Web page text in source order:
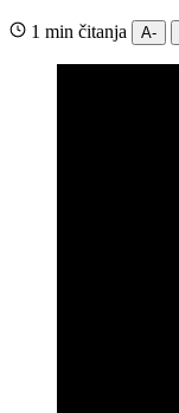
1 min čitanja A-